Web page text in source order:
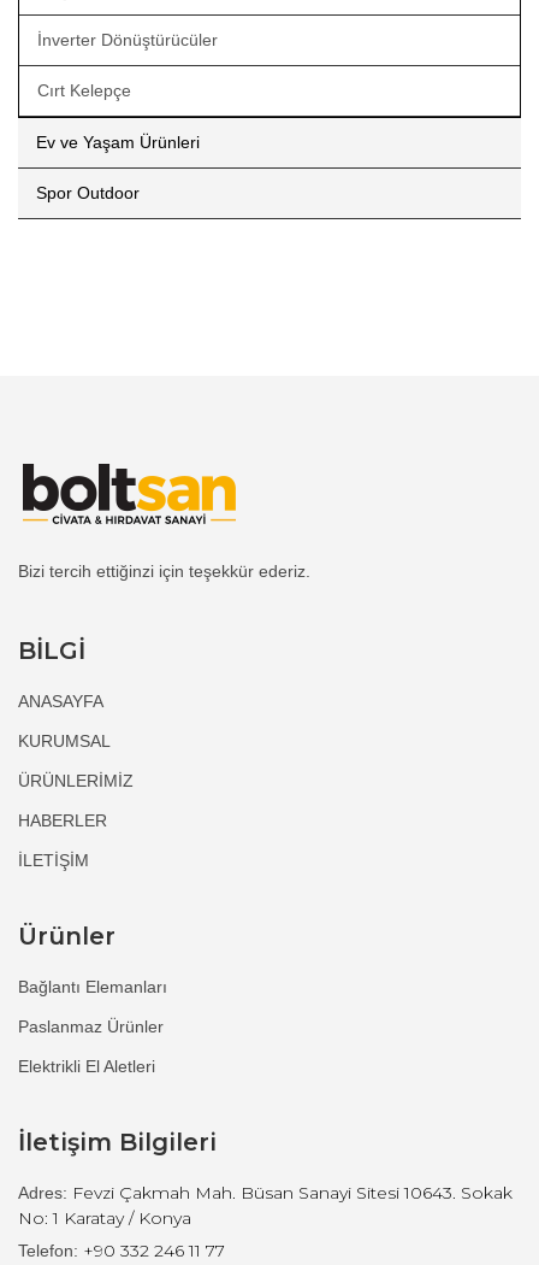
İnverter Dönüştürücüler
Cırt Kelepçe
Ev ve Yaşam Ürünleri
Spor Outdoor
Bizi tercih ettiğinzi için teşekkür ederiz.
BİLGİ
ANASAYFA
KURUMSAL
ÜRÜNLERİMİZ
HABERLER
İLETİŞİM
Ürünler
Bağlantı Elemanları
Paslanmaz Ürünler
Elektrikli El Aletleri
İletişim Bilgileri
Adres: Fevzi Çakmah Mah. Büsan Sanayi Sitesi 10643. Sokak
No: 1 Karatay / Konya
Telefon: +90 332 246 11 77